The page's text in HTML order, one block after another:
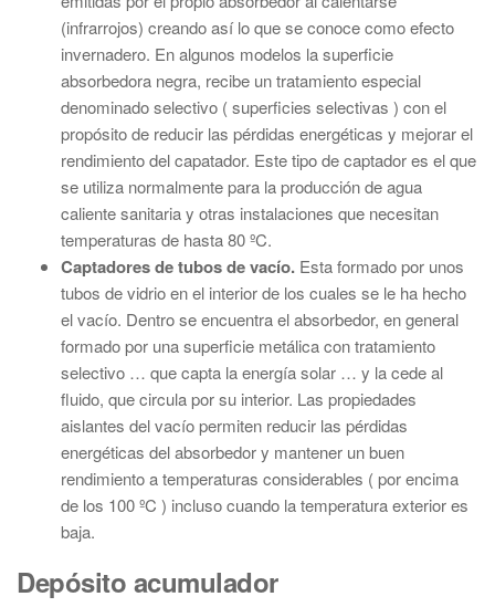
(infrarrojos) creando así lo que se conoce como efecto
invernadero. En algunos modelos la superficie
absorbedora negra, recibe un tratamiento especial
denominado selectivo ( superficies selectivas ) con el
propósito de reducir las pérdidas energéticas y mejorar el
rendimiento del capatador. Este tipo de captador es el que
se utiliza normalmente para la producción de agua
caliente sanitaria y otras instalaciones que necesitan
temperaturas de hasta 80 ºC.
Captadores de tubos de vacío. Esta formado por unos
tubos de vidrio en el interior de los cuales se le ha hecho
el vacío. Dentro se encuentra el absorbedor, en general
formado por una superficie metálica con tratamiento
selectivo … que capta la energía solar … y la cede al
fluido, que circula por su interior. Las propiedades
aislantes del vacío permiten reducir las pérdidas
energéticas del absorbedor y mantener un buen
rendimiento a temperaturas considerables ( por encima
de los 100 ºC ) incluso cuando la temperatura exterior es
baja.
Depósito acumulador